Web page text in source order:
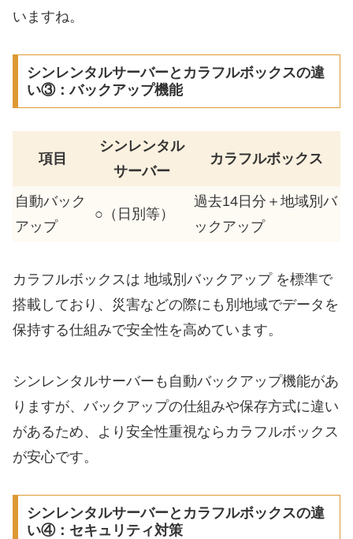
いますね。
シンレンタルサーバーとカラフルボックスの違
い③：バックアップ機能
項目
シンレンタル
サーバー
カラフルボックス
自動バック
アップ
○（日別等）
過去14日分＋地域別バ
ックアップ
カラフルボックスは 地域別バックアップ を標準で
搭載しており、災害などの際にも別地域でデータを
保持する仕組みで安全性を高めています。
シンレンタルサーバーも自動バックアップ機能があ
りますが、バックアップの仕組みや保存方式に違い
があるため、より安全性重視ならカラフルボックス
が安心です。
シンレンタルサーバーとカラフルボックスの違
い④：セキュリティ対策